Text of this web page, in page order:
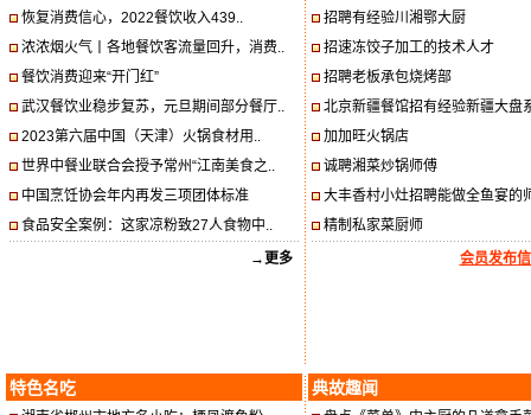
恢复消费信心，2022餐饮收入439..
浓浓烟火气丨各地餐饮客流量回升，消费..
餐饮消费迎来“开门红”
武汉餐饮业稳步复苏，元旦期间部分餐厅..
2023第六届中国（天津）火锅食材用..
世界中餐业联合会授予常州“江南美食之..
中国烹饪协会年内再发三项团体标准
食品安全案例：这家凉粉致27人食物中..
→更多
招聘有经验川湘鄂大厨
招速冻饺子加工的技术人才
招聘老板承包烧烤部
北京新疆餐馆招有经验新疆大盘
加加旺火锅店
诚聘湘菜炒锅师傅
大丰香村小灶招聘能做全鱼宴的
精制私家菜厨师
会员发布
特色名吃 典故趣闻